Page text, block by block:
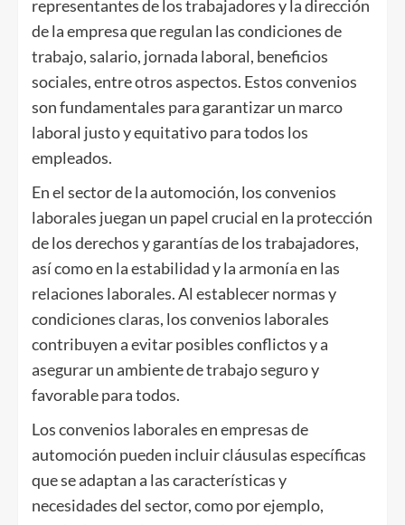
representantes de los trabajadores y la dirección
de la empresa que regulan las condiciones de
trabajo, salario, jornada laboral, beneficios
sociales, entre otros aspectos. Estos convenios
son fundamentales para garantizar un marco
laboral justo y equitativo para todos los
empleados.
En el sector de la automoción, los convenios
laborales juegan un papel crucial en la protección
de los derechos y garantías de los trabajadores,
así como en la estabilidad y la armonía en las
relaciones laborales. Al establecer normas y
condiciones claras, los convenios laborales
contribuyen a evitar posibles conflictos y a
asegurar un ambiente de trabajo seguro y
favorable para todos.
Los convenios laborales en empresas de
automoción pueden incluir cláusulas específicas
que se adaptan a las características y
necesidades del sector, como por ejemplo,